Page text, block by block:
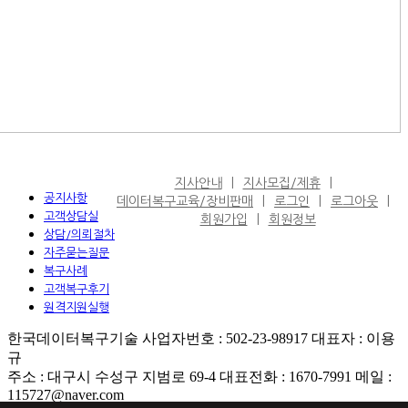
공지사항
고객상담실
상담/의뢰절차
자주묻는질문
복구사례
고객복구후기
원격지원실행
지사안내
지사모집/제휴
데이터복구교육/장비판매
로그인
로그아웃
회원가입
회원정보
한국데이터복구기술 사업자번호 : 502-23-98917 대표자 : 이용
규
주소 : 대구시 수성구 지범로 69-4 대표전화 : 1670-7991 메일 :
115727@naver.com